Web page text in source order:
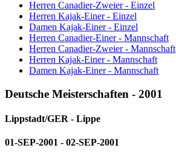
Herren Canadier-Zweier - Einzel
Herren Kajak-Einer - Einzel
Damen Kajak-Einer - Einzel
Herren Canadier-Einer - Mannschaft
Herren Canadier-Zweier - Mannschaft
Herren Kajak-Einer - Mannschaft
Damen Kajak-Einer - Mannschaft
Deutsche Meisterschaften - 2001
Lippstadt/GER - Lippe
01-SEP-2001 - 02-SEP-2001